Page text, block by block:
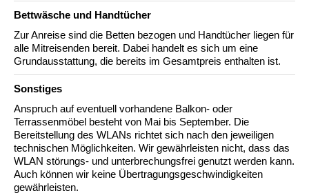
Bettwäsche und Handtücher
Zur Anreise sind die Betten bezogen und Handtücher liegen für
alle Mitreisenden bereit. Dabei handelt es sich um eine
Grundausstattung, die bereits im Gesamtpreis enthalten ist.
Sonstiges
Anspruch auf eventuell vorhandene Balkon- oder
Terrassenmöbel besteht von Mai bis September. Die
Bereitstellung des WLANs richtet sich nach den jeweiligen
technischen Möglichkeiten. Wir gewährleisten nicht, dass das
WLAN störungs- und unterbrechungsfrei genutzt werden kann.
Auch können wir keine Übertragungsgeschwindigkeiten
gewährleisten.